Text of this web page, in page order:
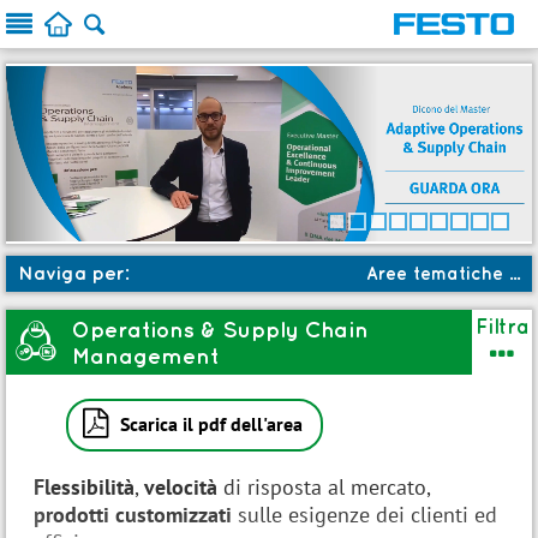
  
Naviga per: Aree tematiche ...
a Aree tematiche
c Soluzioni formative
Ruoli
★ Novità
Filtra

B
Operations & Supply Chain
Management
 Scarica il pdf dell'area
Flessibilità,velocità di risposta al mercato,
prodotti customizzati sulle esigenze dei clienti ed